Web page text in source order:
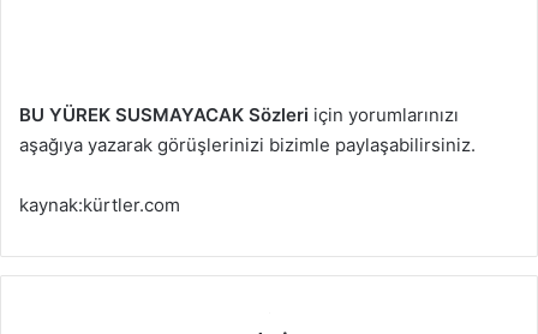
BU YÜREK SUSMAYACAK Sözleri için yorumlarınızı
aşağıya yazarak görüşlerinizi bizimle paylaşabilirsiniz.
kaynak:kürtler.com